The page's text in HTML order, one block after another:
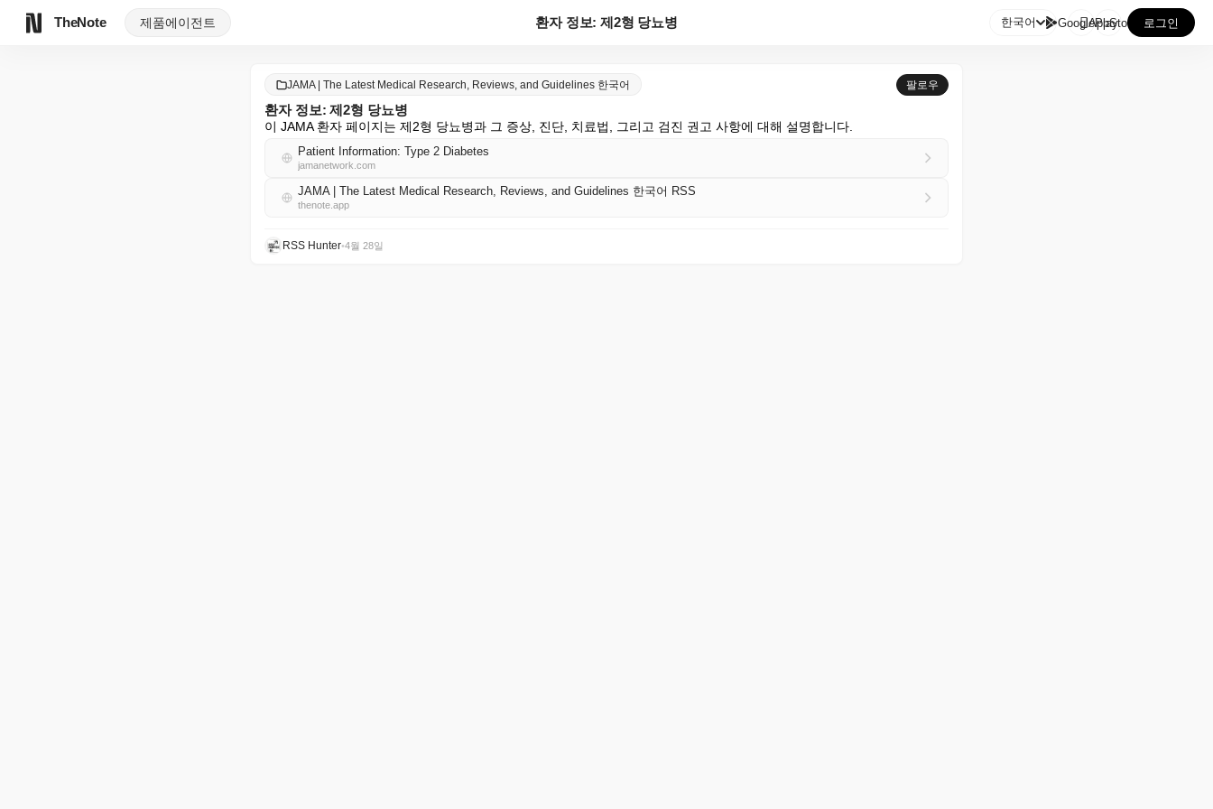
TheNote 제품에이전트 환자 정보: 제2형 당뇨병 한국어 GooglePlay
AppStore 로그인
JAMA | The Latest Medical Research, Reviews, and Guidelines 한국어 팔로우
환자 정보: 제2형 당뇨병
이 JAMA 환자 페이지는 제2형 당뇨병과 그 증상, 진단, 치료법, 그리고 검진 권고 사항에 대해 설명합니다.
Patient Information: Type 2 Diabetes
jamanetwork.com
JAMA | The Latest Medical Research, Reviews, and Guidelines 한국어 RSS
thenote.app
RSS Hunter•4월 28일